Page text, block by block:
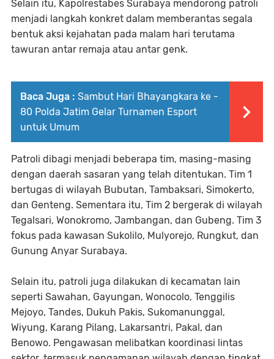
Selain itu, Kapolrestabes Surabaya mendorong patroli
menjadi langkah konkret dalam memberantas segala
bentuk aksi kejahatan pada malam hari terutama
tawuran antar remaja atau antar genk.
Baca Juga : Sambut Hari Bhayangkara ke -
80 Polda Jatim Gelar Turnamen Esport
untuk Umum
Patroli dibagi menjadi beberapa tim, masing-masing
dengan daerah sasaran yang telah ditentukan. Tim 1
bertugas di wilayah Bubutan, Tambaksari, Simokerto,
dan Genteng. Sementara itu, Tim 2 bergerak di wilayah
Tegalsari, Wonokromo, Jambangan, dan Gubeng. Tim 3
fokus pada kawasan Sukolilo, Mulyorejo, Rungkut, dan
Gunung Anyar Surabaya.
Selain itu, patroli juga dilakukan di kecamatan lain
seperti Sawahan, Gayungan, Wonocolo, Tenggilis
Mejoyo, Tandes, Dukuh Pakis, Sukomanunggal,
Wiyung, Karang Pilang, Lakarsantri, Pakal, dan
Benowo. Pengawasan melibatkan koordinasi lintas